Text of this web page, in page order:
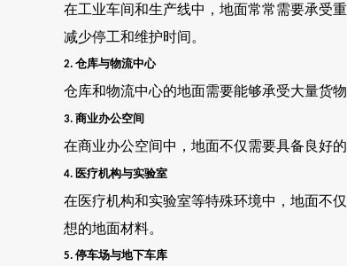
在工业车间和生产线中，地面常常需要承受
减少停工和维护时间。
2. 仓库与物流中心
仓库和物流中心的地面需要能够承受大量货物
3. 商业办公空间
在商业办公空间中，地面不仅需要具备良好
4. 医疗机构与实验室
在医疗机构和实验室等特殊环境中，地面不
想的地面材料。
5. 停车场与地下车库